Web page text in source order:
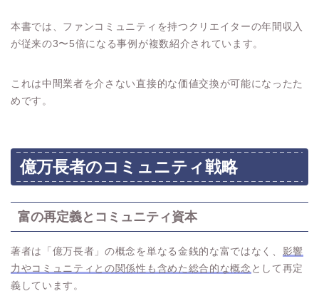
本書では、ファンコミュニティを持つクリエイターの年間収入
が従来の3〜5倍になる事例が複数紹介されています。
これは中間業者を介さない直接的な価値交換が可能になったた
めです。
億万長者のコミュニティ戦略
富の再定義とコミュニティ資本
著者は「億万長者」の概念を単なる金銭的な富ではなく、 影響
力やコミュニティとの関係性も含めた総合的な概念 として再定
義しています。